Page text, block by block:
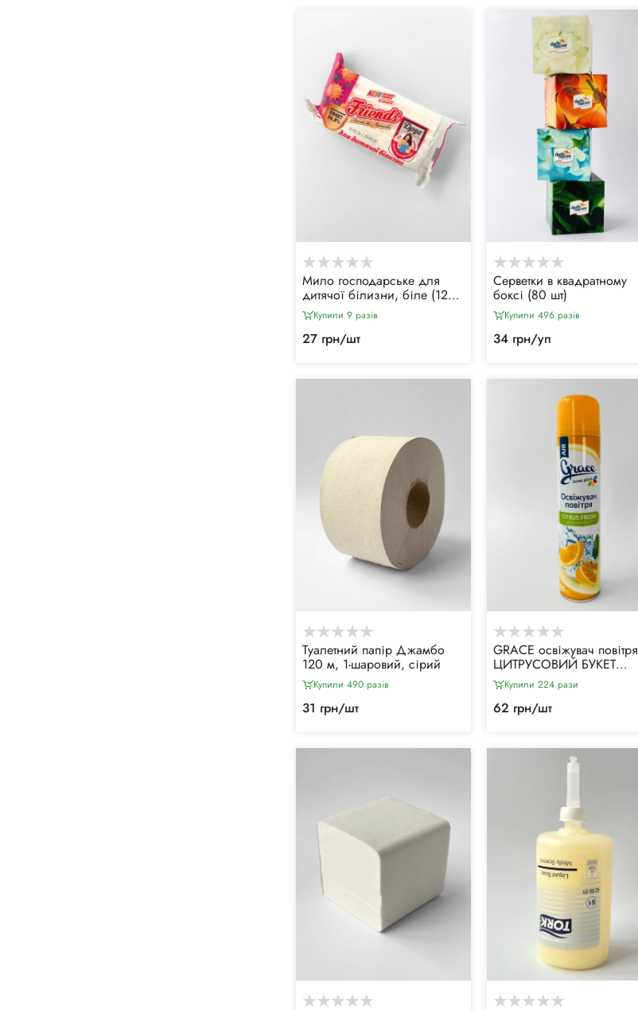
Мило господарське для
дитячої білизни, біле (125
г) Купили 9 разiв
27 грн/шт
Серветки в квадратному
боксі (80 шт)
Купили 496 разiв
34 грн/уп
Туалетний папір Джамбо
120 м, 1-шаровий, сірий
Купили 490 разiв
31 грн/шт
GRACE освіжувач повітря
ЦИТРУСОВИЙ БУКЕТ
(300мл)
Купили 224 рази
62 грн/шт